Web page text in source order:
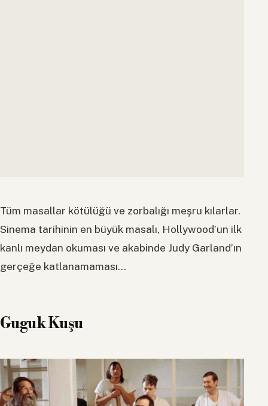
Tüm masallar kötülüğü ve zorbalığı meşru kılarlar.
Sinema tarihinin en büyük masalı, Hollywood’un ilk
kanlı meydan okuması ve akabinde Judy Garland’ın
gerçeğe katlanamaması…
Guguk Kuşu